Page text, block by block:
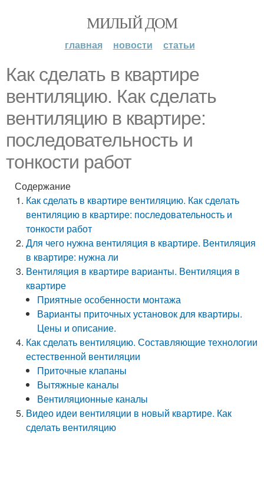
МИЛЫЙ ДОМ
главная новости статьи
Как сделать в квартире
вентиляцию. Как сделать
вентиляцию в квартире:
последовательность и
тонкости работ
Содержание
Как сделать в квартире вентиляцию. Как сделать
вентиляцию в квартире: последовательность и
тонкости работ
Для чего нужна вентиляция в квартире. Вентиляция
в квартире: нужна ли
Вентиляция в квартире варианты. Вентиляция в
квартире
Приятные особенности монтажа
Варианты приточных установок для квартиры.
Цены и описание.
Как сделать вентиляцию. Составляющие технологии
естественной вентиляции
Приточные клапаны
Вытяжные каналы
Вентиляционные каналы
Видео идеи вентиляции в новый квартире. Как
сделать вентиляцию